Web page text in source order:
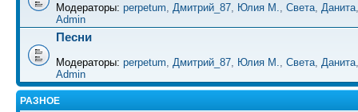
Модераторы: perpetum, Дмитрий_87, Юлия М., Света, Данита
Admin
Песни
Модераторы: perpetum, Дмитрий_87, Юлия М., Света, Данита
Admin
РАЗНОЕ